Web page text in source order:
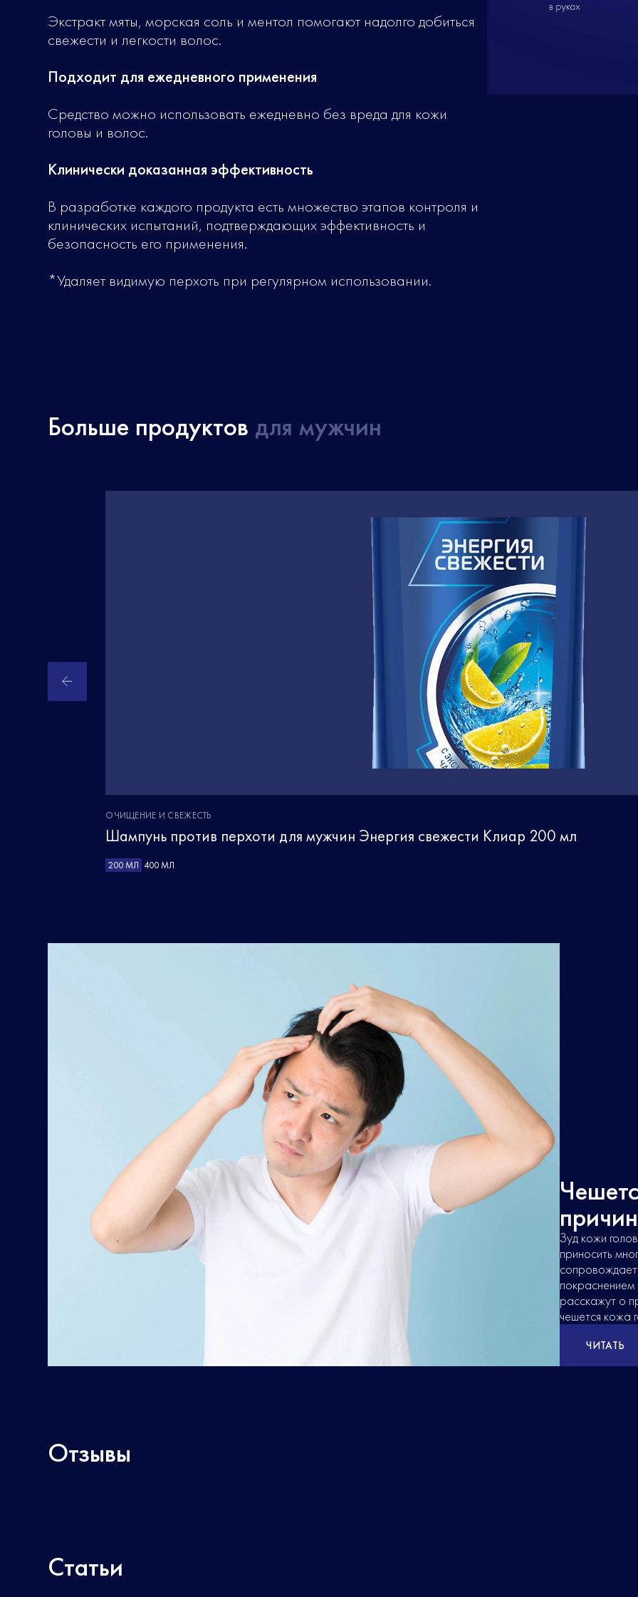
Экстракт мяты, морская соль и ментол помогают надолго добиться
свежести и легкости волос.
Подходит для ежедневного применения
Средство можно использовать ежедневно без вреда для кожи
головы и волос.
Клинически доказанная эффективность
В разработке каждого продукта есть множество этапов контроля и
клинических испытаний, подтверждающих эффективность и
безопасность его применения.
*Удаляет видимую перхоть при регулярном использовании.
Больше продуктов для мужчин
ОЧИЩЕНИЕ И СВЕЖЕСТЬ
Шампунь против перхоти для мужчин Энергия свежести Клиар 200 мл
200 МЛ 400 МЛ
Зуд кожи
приносить
расскажут о
чешется кожа
ЧИТАТЬ
Отзывы
Статьи